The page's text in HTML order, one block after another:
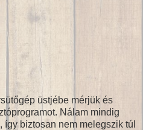
üstjébe mérjük és
Nálam mindig
biztosan nem melegszik túl